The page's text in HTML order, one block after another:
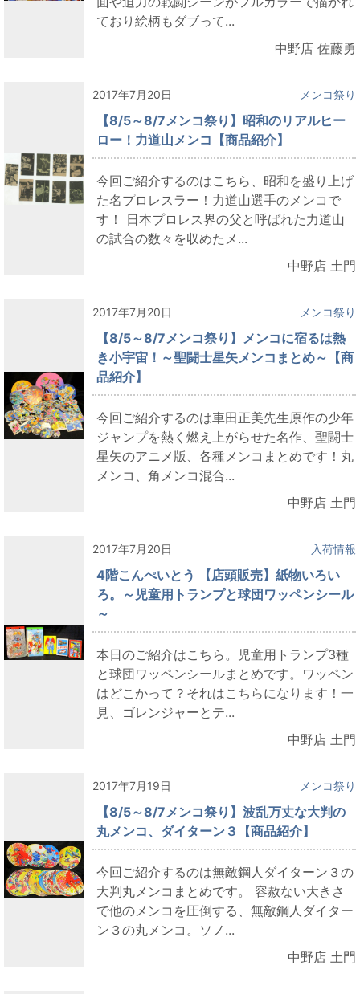
ており絵柄もダブって...
中野店 佐藤勇
2017年7月20日 メンコ祭り
【8/5～8/7メンコ祭り】昭和のリアルヒー
ロー！力道山メンコ【商品紹介】
今回ご紹介するのはこちら、昭和を盛り上げ
た名プロレスラー！力道山選手のメンコで
す！ 日本プロレス界の父と呼ばれた力道山
の試合の数々を収めたメ...
中野店 土門
2017年7月20日 メンコ祭り
【8/5～8/7メンコ祭り】メンコに宿るは熱
き小宇宙！～聖闘士星矢メンコまとめ～【商
品紹介】
今回ご紹介するのは車田正美先生原作の少年
ジャンプを熱く燃え上がらせた名作、聖闘士
星矢のアニメ版、各種メンコまとめです！丸
メンコ、角メンコ混合...
中野店 土門
2017年7月20日 入荷情報
4階こんぺいとう 【店頭販売】紙物いろい
ろ。～児童用トランプと球団ワッペンシール
～
本日のご紹介はこちら。児童用トランプ3種
と球団ワッペンシールまとめです。ワッペン
はどこかって？それはこちらになります！一
見、ゴレンジャーとテ...
中野店 土門
2017年7月19日 メンコ祭り
【8/5～8/7メンコ祭り】波乱万丈な大判の
丸メンコ、ダイターン３【商品紹介】
今回ご紹介するのは無敵鋼人ダイターン３の
大判丸メンコまとめです。 容赦ない大きさ
で他のメンコを圧倒する、無敵鋼人ダイター
ン３の丸メンコ。ソノ...
中野店 土門